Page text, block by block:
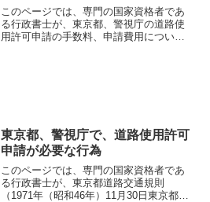
このページでは、専門の国家資格者であ
る行政書士が、東京都、警視庁の道路使
用許可申請の手数料、申請費用について
東京都、警視庁で、道路使用許可
申請が必要な行為
このページでは、専門の国家資格者であ
る行政書士が、東京都道路交通規則
（1971年（昭和46年）11月30日東京都公